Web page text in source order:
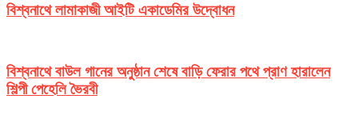
বিশ্বনাথে লামাকাজী আইটি একাডেমির উদ্বোধন
বিশ্বনাথে বাউল গানের অনুষ্ঠান শেষে বাড়ি ফেরার পথে প্রাণ হারালেন
শিল্পী পেহেলি ভৈরবী